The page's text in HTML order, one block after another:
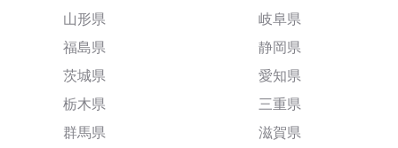
山形県
福島県
茨城県
栃木県
群馬県
岐阜県
静岡県
愛知県
三重県
滋賀県